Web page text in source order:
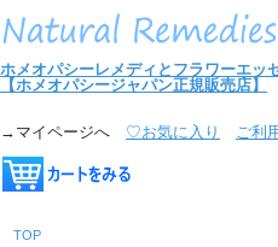
ホメオパシーレメディとフラワーエッ
【ホメオパシージャパン正規販売店】
→マイページへ ♡お気に入り ご利
TOP